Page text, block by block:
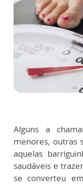
Alguns a
menores, outras
aquelas
saudáveis e
se converteu